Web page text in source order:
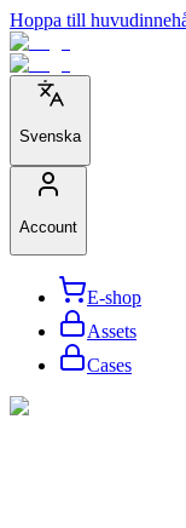
Hoppa till
Svenska
Account
E-shop
Assets
Cases